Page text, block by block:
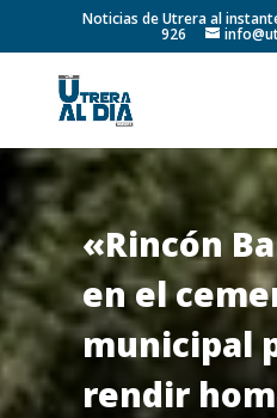
Noticias de Utrera al
926
«Rincón
en el
municipal
rendir